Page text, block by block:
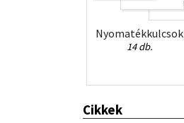
Nyomatékkulcsok
14 db.
Cikkek